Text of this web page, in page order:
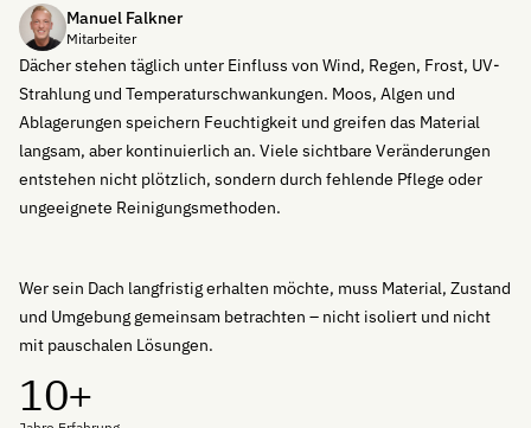
Manuel Falkner
Mitarbeiter
Dächer stehen täglich unter Einfluss von Wind, Regen, Frost, UV-
Strahlung und Temperaturschwankungen. Moos, Algen und
Ablagerungen speichern Feuchtigkeit und greifen das Material
langsam, aber kontinuierlich an. Viele sichtbare Veränderungen
entstehen nicht plötzlich, sondern durch fehlende Pflege oder
ungeeignete Reinigungsmethoden.
Wer sein Dach langfristig erhalten möchte, muss Material, Zustand
und Umgebung gemeinsam betrachten – nicht isoliert und nicht
mit pauschalen Lösungen.
10+